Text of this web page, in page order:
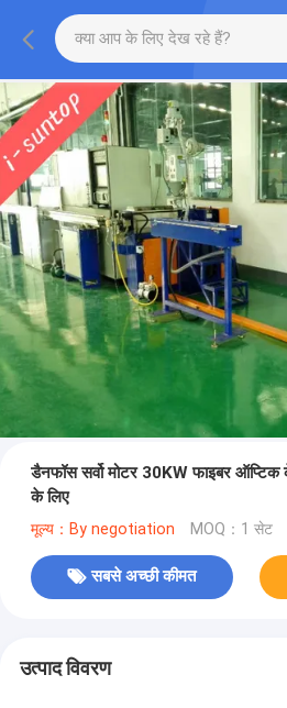
डैनफॉस सर्वो मोटर 30KW फाइबर
के लिए
मूल्य：By negotiation MOQ：1 सेट
सबसे अच्छी कीमत
उत्पाद विवरण